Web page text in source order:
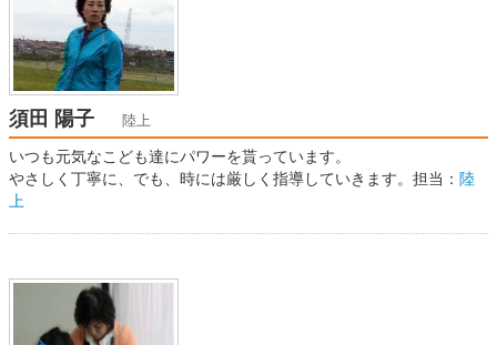
須田 陽子 陸上
いつも元気なこども達にパワーを貰っています。
やさしく丁寧に、でも、時には厳しく指導していきます。担当： 陸
上